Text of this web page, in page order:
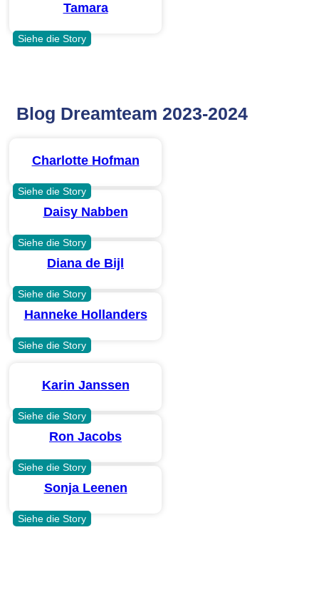
Tamara
Siehe die Story
Blog Dreamteam 2023-2024
Charlotte Hofman
Siehe die Story
Daisy Nabben
Siehe die Story
Diana de Bijl
Siehe die Story
Hanneke Hollanders
Siehe die Story
Karin Janssen
Siehe die Story
Ron Jacobs
Siehe die Story
Sonja Leenen
Siehe die Story